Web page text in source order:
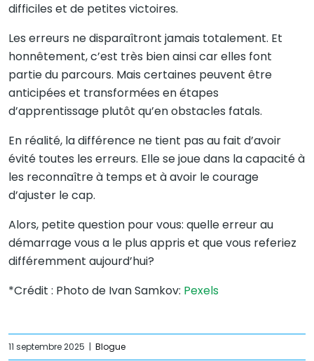
difficiles et de petites victoires.
Les erreurs ne disparaîtront jamais totalement. Et
honnêtement, c’est très bien ainsi car elles font
partie du parcours. Mais certaines peuvent être
anticipées et transformées en étapes
d’apprentissage plutôt qu’en obstacles fatals.
En réalité, la différence ne tient pas au fait d’avoir
évité toutes les erreurs. Elle se joue dans la capacité à
les reconnaître à temps et à avoir le courage
d’ajuster le cap.
Alors, petite question pour vous: quelle erreur au
démarrage vous a le plus appris et que vous referiez
différemment aujourd’hui?
*Crédit : Photo de Ivan Samkov: Pexels
11 septembre 2025 | Blogue